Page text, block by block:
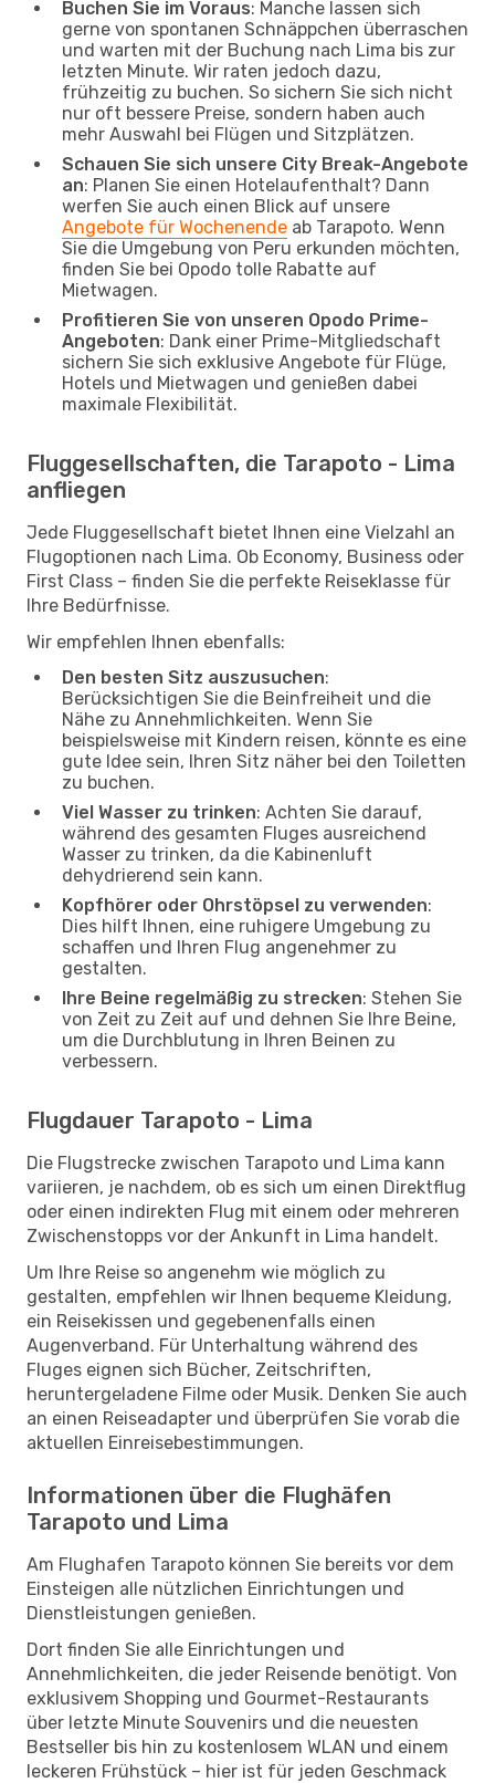
Buchen Sie im Voraus: Manche lassen sich
gerne von spontanen Schnäppchen überraschen
und warten mit der Buchung nach Lima bis zur
letzten Minute. Wir raten jedoch dazu,
frühzeitig zu buchen. So sichern Sie sich nicht
nur oft bessere Preise, sondern haben auch
mehr Auswahl bei Flügen und Sitzplätzen.
Schauen Sie sich unsere City Break-Angebote
an: Planen Sie einen Hotelaufenthalt? Dann
werfen Sie auch einen Blick auf unsere
Angebote für Wochenende ab Tarapoto. Wenn
Sie die Umgebung von Peru erkunden möchten,
finden Sie bei Opodo tolle Rabatte auf
Mietwagen.
Profitieren Sie von unseren Opodo Prime-
Angeboten: Dank einer Prime-Mitgliedschaft
sichern Sie sich exklusive Angebote für Flüge,
Hotels und Mietwagen und genießen dabei
maximale Flexibilität.
Fluggesellschaften, die Tarapoto - Lima
anfliegen
Jede Fluggesellschaft bietet Ihnen eine Vielzahl an
Flugoptionen nach Lima. Ob Economy, Business oder
First Class – finden Sie die perfekte Reiseklasse für
Ihre Bedürfnisse.
Wir empfehlen Ihnen ebenfalls:
Den besten Sitz auszusuchen:
Berücksichtigen Sie die Beinfreiheit und die
Nähe zu Annehmlichkeiten. Wenn Sie
beispielsweise mit Kindern reisen, könnte es eine
gute Idee sein, Ihren Sitz näher bei den Toiletten
zu buchen.
Viel Wasser zu trinken: Achten Sie darauf,
während des gesamten Fluges ausreichend
Wasser zu trinken, da die Kabinenluft
dehydrierend sein kann.
Kopfhörer oder Ohrstöpsel zu verwenden:
Dies hilft Ihnen, eine ruhigere Umgebung zu
schaffen und Ihren Flug angenehmer zu
gestalten.
Ihre Beine regelmäßig zu strecken: Stehen Sie
von Zeit zu Zeit auf und dehnen Sie Ihre Beine,
um die Durchblutung in Ihren Beinen zu
verbessern.
Flugdauer Tarapoto - Lima
Die Flugstrecke zwischen Tarapoto und Lima kann
variieren, je nachdem, ob es sich um einen Direktflug
oder einen indirekten Flug mit einem oder mehreren
Zwischenstopps vor der Ankunft in Lima handelt.
Um Ihre Reise so angenehm wie möglich zu
gestalten, empfehlen wir Ihnen bequeme Kleidung,
ein Reisekissen und gegebenenfalls einen
Augenverband. Für Unterhaltung während des
Fluges eignen sich Bücher, Zeitschriften,
heruntergeladene Filme oder Musik. Denken Sie auch
an einen Reiseadapter und überprüfen Sie vorab die
aktuellen Einreisebestimmungen.
Informationen über die Flughäfen
Tarapoto und Lima
Am Flughafen Tarapoto können Sie bereits vor dem
Einsteigen alle nützlichen Einrichtungen und
Dienstleistungen genießen.
Dort finden Sie alle Einrichtungen und
Annehmlichkeiten, die jeder Reisende benötigt. Von
exklusivem Shopping und Gourmet-Restaurants
über letzte Minute Souvenirs und die neuesten
Bestseller bis hin zu kostenlosem WLAN und einem
leckeren Frühstück – hier ist für jeden Geschmack